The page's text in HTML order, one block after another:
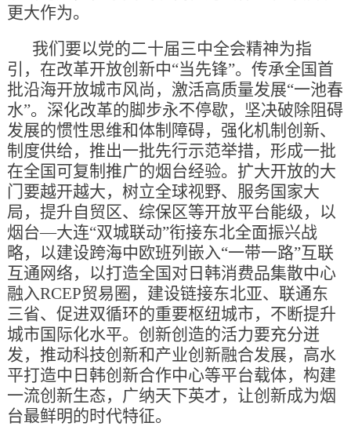
更大作为。
我们要以党的二十届三中全会精神为指
引，在改革开放创新中“当先锋”。传承全国首
批沿海开放城市风尚，激活高质量发展“一池春
水”。深化改革的脚步永不停歇，坚决破除阻碍
发展的惯性思维和体制障碍，强化机制创新、
制度供给，推出一批先行示范举措，形成一批
在全国可复制推广的烟台经验。扩大开放的大
门要越开越大，树立全球视野、服务国家大
局，提升自贸区、综保区等开放平台能级，以
烟台—大连“双城联动”衔接东北全面振兴战
略，以建设跨海中欧班列嵌入“一带一路”互联
互通网络，以打造全国对日韩消费品集散中心
融入RCEP贸易圈，建设链接东北亚、联通东
三省、促进双循环的重要枢纽城市，不断提升
城市国际化水平。创新创造的活力要充分迸
发，推动科技创新和产业创新融合发展，高水
平打造中日韩创新合作中心等平台载体，构建
一流创新生态，广纳天下英才，让创新成为烟
台最鲜明的时代特征。